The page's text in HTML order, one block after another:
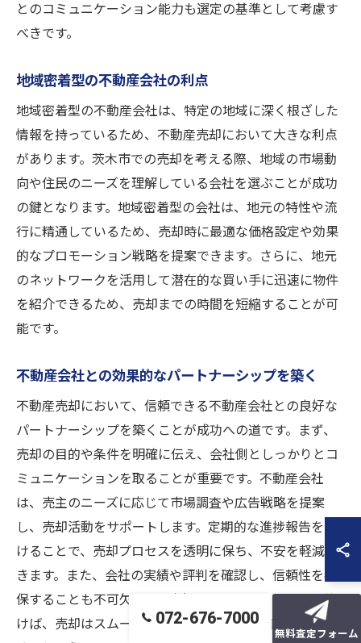
とのコミュニケーション能力も選定の基準として考慮す
べきです。
地域密着型の不動産会社の利点
地域密着型の不動産会社は、特定の地域に深く根ざした
情報を持っているため、不動産売却において大きな利点
があります。茨木市での売却を考える際、地域の市場動
向や住民のニーズを理解している会社を選ぶことが成功
の鍵となります。地域密着型の会社は、地元の特性や流
行に精通しているため、売却時に最適な価格設定や効果
的なプロモーション戦略を提案できます。さらに、地元
のネットワークを活用して潜在的な買い手に迅速に物件
を紹介できるため、売却までの時間を短縮することが可
能です。
不動産会社との効果的なパートナーシップを築く
不動産売却において、信頼できる不動産会社との良好な
パートナーシップを築くことが成功への道です。まず、
売却の目的や条件を明確に伝え、会社側としっかりとコ
ミュニケーションを取ることが重要です。不動産会社
は、売主のニーズに応じて市場調査や広告戦略を提案
し、売却活動をサポートします。定期的な進捗報告を受
けることで、売却プロセスを透明に保ち、不安を軽減で
きます。また、会社の実績や評判を確認し、信頼性を確
保することも不可欠です。良好なパートナーシップを築
けば、売却はスムーズに進み、満足のいく結果を得られ
072-676-7000
無料査定フォーム